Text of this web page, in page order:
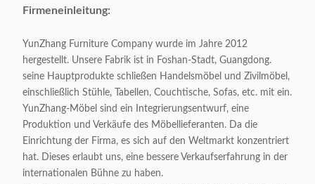
Volumen:
Appliable: Erwachsene
Kundengerecht: Annehmbar
Firmeneinleitung:
YunZhang Furniture Company wurde im Jahre 2012
hergestellt. Unsere Fabrik ist in Foshan-Stadt, Guangdong.
seine Hauptprodukte schließen Handelsmöbel und Zivilmöbel,
einschließlich Stühle, Tabellen, Couchtische, Sofas, etc. mit ein.
YunZhang-Möbel sind ein Integrierungsentwurf, eine
Produktion und Verkäufe des Möbellieferanten. Da die
Einrichtung der Firma, es sich auf den Weltmarkt konzentriert
hat. Dieses erlaubt uns, eine bessere Verkaufserfahrung in der
internationalen Bühne zu haben.